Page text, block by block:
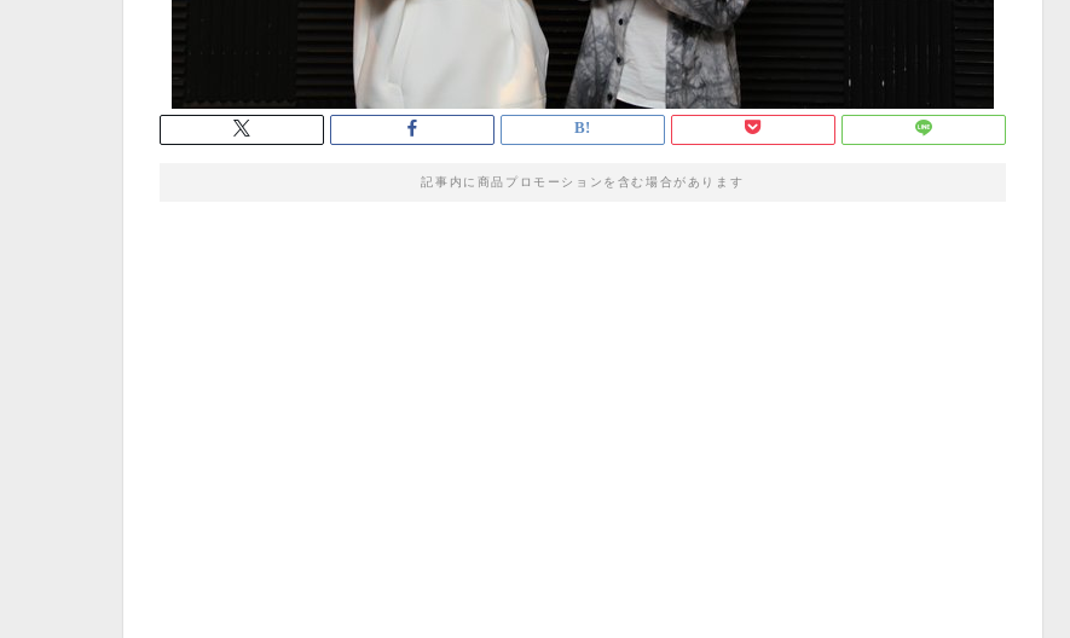
記事内に商品プロモーションを含む場合があります